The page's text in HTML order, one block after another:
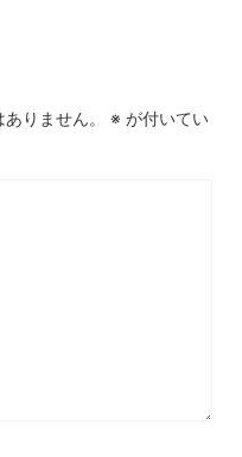
りません。 ※ が付いてい